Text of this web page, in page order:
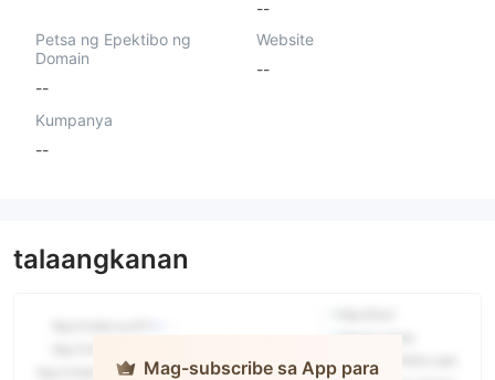
--
Petsa ng Epektibo ng
Domain
--
Website
--
Kumpanya
--
talaangkanan
Mag-subscribe sa App para